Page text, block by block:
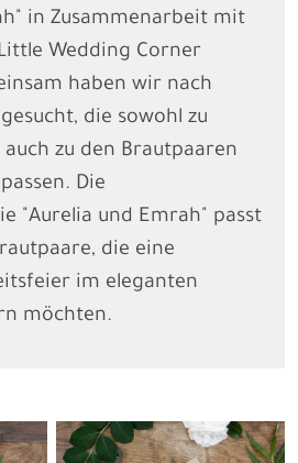
in Zusammenarbeit mit
Wedding Corner
haben wir nach
die sowohl zu
auch zu den Brautpaaren
Die
"Aurelia und Emrah" passt
die eine
im eleganten
möchten.